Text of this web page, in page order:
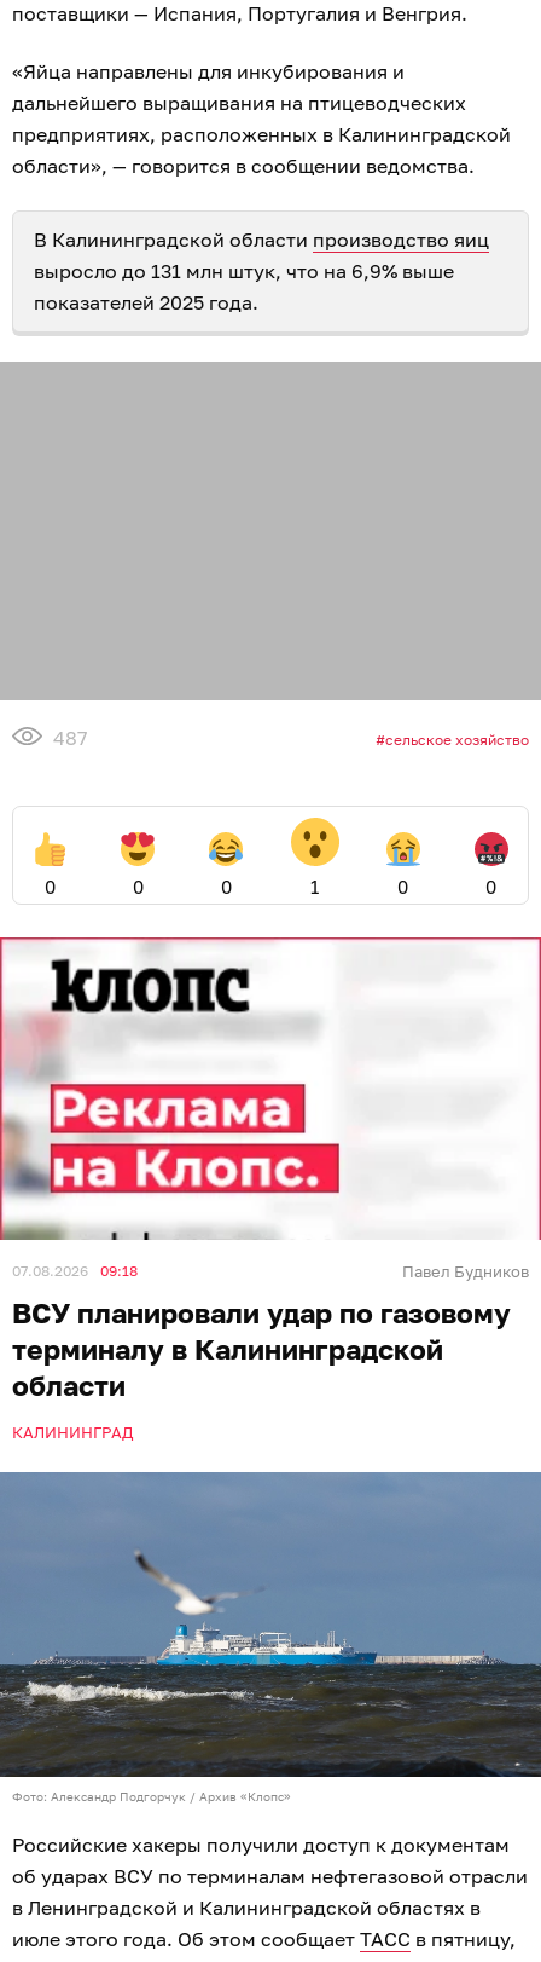
поставщики — Испания, Португалия и Венгрия.
«Яйца направлены для инкубирования и
дальнейшего выращивания на птицеводческих
предприятиях, расположенных в Калининградской
области», — говорится в сообщении ведомства.
В Калининградской области производство яиц
выросло до 131 млн штук, что на 6,9% выше
показателей 2025 года.
487 сельское хозяйство
0 0 0 1 0 0
07.08.2026 09:18 Павел Будников
ВСУ планировали удар по газовому
терминалу в Калининградской
области
КАЛИНИНГРАД
Фото: Александр Подгорчук / Архив «Клопс»
Российские хакеры получили доступ к документам
об ударах ВСУ по терминалам нефтегазовой отрасли
в Ленинградской и Калининградской областях в
июле этого года. Об этом сообщает ТАСС в пятницу,